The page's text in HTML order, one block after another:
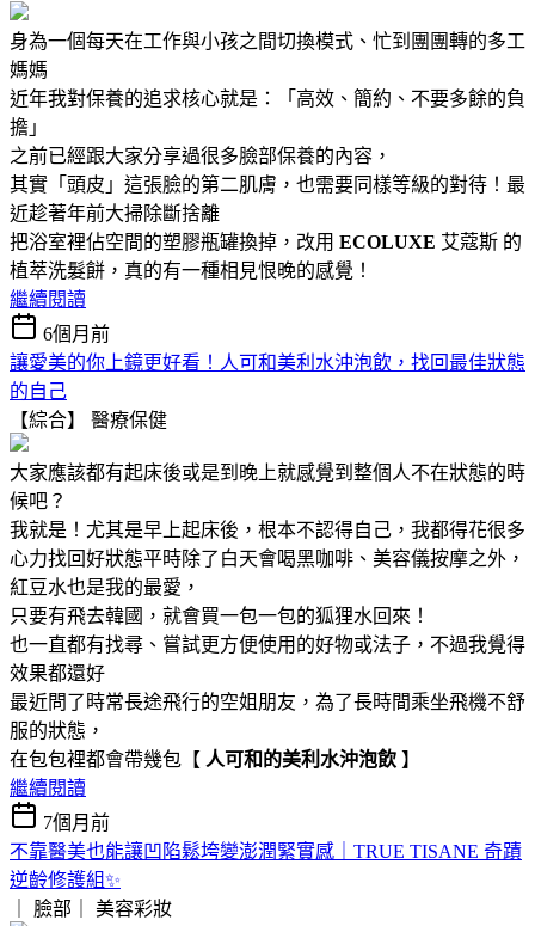
身為一個每天在工作與小孩之間切換模式、忙到團團轉的多工
媽媽
近年我對保養的追求核心就是：「高效、簡約、不要多餘的負
擔」
之前已經跟大家分享過很多臉部保養的內容，
其實「頭皮」這張臉的第二肌膚，也需要同樣等級的對待！最
近趁著年前大掃除斷捨離
把浴室裡佔空間的塑膠瓶罐換掉，改用 ECOLUXE 艾蔻斯 的
植萃洗髮餅，真的有一種相見恨晚的感覺！
繼續閱讀
6個月前
讓愛美的你上鏡更好看！人可和美利水沖泡飲，找回最佳狀態
的自己
【綜合】 醫療保健
大家應該都有起床後或是到晚上就感覺到整個人不在狀態的時
候吧？
我就是！ 尤其是早上起床後， 根本不認得自己， 我都得花很多
心力找回好狀態平時除了白天會喝黑咖啡、美容儀按摩之外，
紅豆水也是我的最愛，
只要有飛去韓國，就會買一包一包的狐狸水回來！
也一直都有找尋、嘗試更方便使用的好物或法子，不過我覺得
效果都還好
最近問了時常長途飛行的空姐朋友，為了長時間乘坐飛機不舒
服的狀態，
在包包裡都會帶幾包【 人可和的美利水沖泡飲 】
繼續閱讀
7個月前
不靠醫美也能讓凹陷鬆垮變澎潤緊實感｜TRUE TISANE 奇蹟
逆齡修護組✨
｜ 臉部｜ 美容彩妝